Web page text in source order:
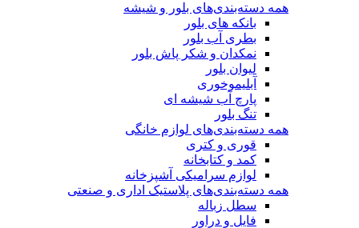
همه دسته‌بندی‌های بلور و شیشه
بانکه های بلور
بطری آب بلور
نمکدان و شکر پاش بلور
لیوان بلور
آبلیموخوری
پارچ آب شیشه ای
تنگ بلور
همه دسته‌بندی‌های لوازم خانگی
قوری و کتری
کمد و کتابخانه
لوازم سرامیکی آشپزخانه
همه دسته‌بندی‌های پلاستیک اداری و صنعتی
سطل زباله
فایل و دراور